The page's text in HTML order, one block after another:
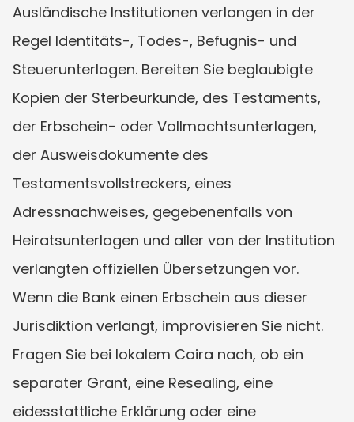
Ausländische Institutionen verlangen in der
Regel Identitäts-, Todes-, Befugnis- und
Steuerunterlagen. Bereiten Sie beglaubigte
Kopien der Sterbeurkunde, des Testaments,
der Erbschein- oder Vollmachtsunterlagen,
der Ausweisdokumente des
Testamentsvollstreckers, eines
Adressnachweises, gegebenenfalls von
Heiratsunterlagen und aller von der Institution
verlangten offiziellen Übersetzungen vor.
Wenn die Bank einen Erbschein aus dieser
Jurisdiktion verlangt, improvisieren Sie nicht.
Fragen Sie bei lokalem Caira nach, ob ein
separater Grant, eine Resealing, eine
eidesstattliche Erklärung oder eine